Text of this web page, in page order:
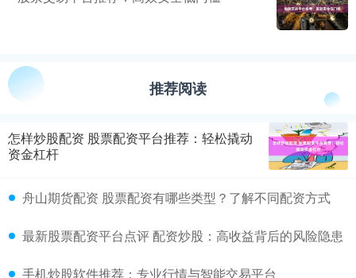
推荐阅读
怎样炒股配资 股票配资平台推荐：轻松撬动
资金杠杆
舟山期货配资 股票配资有哪些类型？了解不同配资方式
最新股票配资平台点评 配资炒股：高收益背后的风险隐患
手机炒股软件推荐：专业行情与智能交易平台